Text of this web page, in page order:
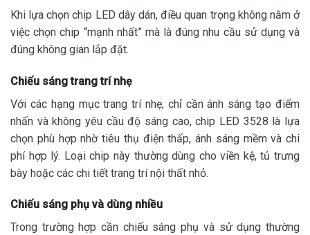
Khi lựa chọn chip LED dây dán, điều quan trọng không nằm ở
việc chọn chip “mạnh nhất” mà là đúng nhu cầu sử dụng và
đúng không gian lắp đặt.
Chiếu sáng trang trí nhẹ
Với các hạng mục trang trí nhẹ, chỉ cần ánh sáng tạo điểm
nhấn và không yêu cầu độ sáng cao, chip LED 3528 là lựa
chọn phù hợp nhờ tiêu thụ điện thấp, ánh sáng mềm và chi
phí hợp lý. Loại chip này thường dùng cho viền kệ, tủ trưng
bày hoặc các chi tiết trang trí nội thất nhỏ.
Chiếu sáng phụ và dùng nhiều
Trong trường hợp cần chiếu sáng phụ và sử dụng thường